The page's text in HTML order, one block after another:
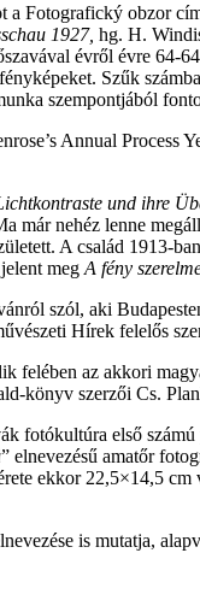
a Fotografický obzor
1927, hg. H.
évről évre 64-
Szűk
szempontjából
Annual Process
und ihre
már nehéz lenne
A család 1913-
meg A fény
szól, aki
Hírek felelős
felében az akkori
könyv szerzői Cs.
fotókultúra első
” elnevezésű amatőr
ekkor 22,5×14,5
is mutatja,